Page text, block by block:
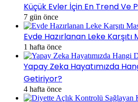
Küçük Evler İçin En Trend Ve
7 gün önce
Evde Hazırlanan Leke
1 hafta önce
Yapay Zeka Hayatımızda
Getiriyor?
4 hafta önce